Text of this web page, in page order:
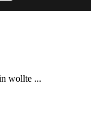
wollte ...